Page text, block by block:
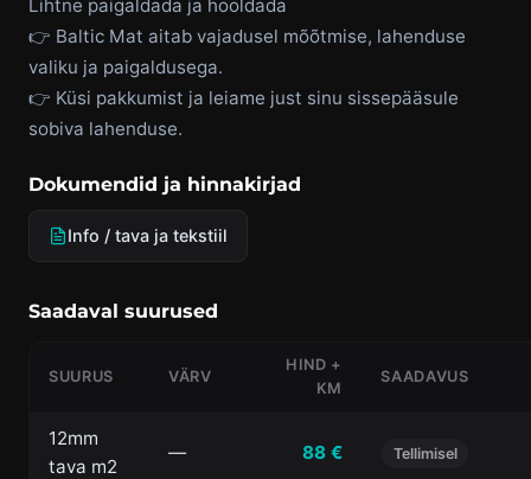
Lihtne paigaldada ja hooldada
👉 Baltic Mat aitab vajadusel mõõtmise, lahenduse
valiku ja paigaldusega.
👉 Küsi pakkumist ja leiame just sinu sissepääsule
sobiva lahenduse.
Dokumendid ja hinnakirjad
Info / tava ja tekstiil
Saadaval suurused
SUURUS VÄRV
HIND +
KM
SAADAVUS
12mm
tava m2
— 88 € Tellimisel